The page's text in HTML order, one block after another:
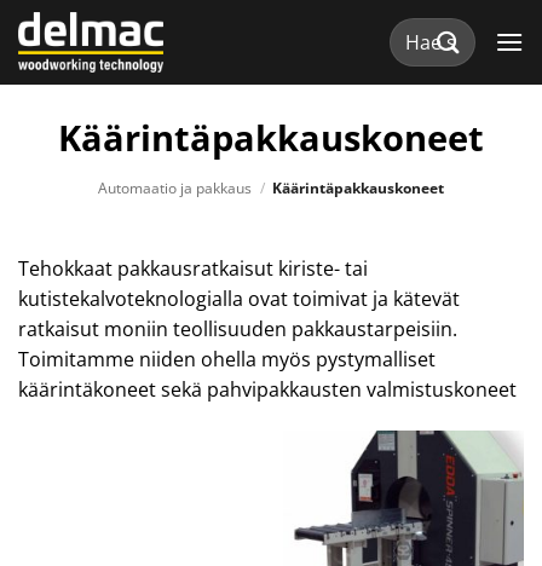
Skip
content
Etsi:
Käärintäpakkauskoneet
Automaatio ja pakkaus / Käärintäpakkauskoneet
Tehokkaat pakkausratkaisut kiriste- tai
kutistekalvoteknologialla ovat toimivat ja kätevät
ratkaisut moniin teollisuuden pakkaustarpeisiin.
Toimitamme niiden ohella myös pystymalliset
käärintäkoneet sekä pahvipakkausten valmistuskoneet